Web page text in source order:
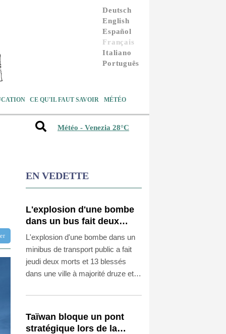
Deutsch
English
Español
Français
Italiano
Português
CE QU'IL FAUT SAVOIR MÉTÉO
Météo - Venezia 28°C
EN VEDETTE
L'explosion d'une bombe
dans un bus fait deux
morts près de Damas
L'explosion d'une bombe dans un
minibus de transport public a fait
jeudi deux morts et 13 blessés
dans une ville à majorité druze et
rapporté l'agence de presse
ministère de la Santé.
Taïwan bloque un pont
stratégique lors de la